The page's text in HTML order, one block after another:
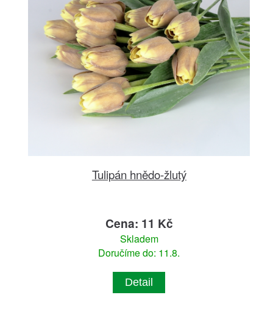
Tulipán hnědo-žlutý
Cena: 11 Kč
Skladem
Doručíme do: 11.8.
Detail